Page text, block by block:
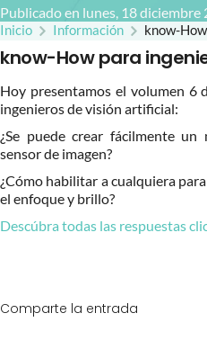
Publicado en lunes, 18 diciembre
Inicio Información know-
know-How para
Hoy presentamos el volumen 6
ingenieros de visión artificial:
¿Se puede crear fácilmente
sensor de imagen?
¿Cómo habilitar a cualquiera
el enfoque y brillo?
Descúbra todas las respuestas
Comparte la entrada